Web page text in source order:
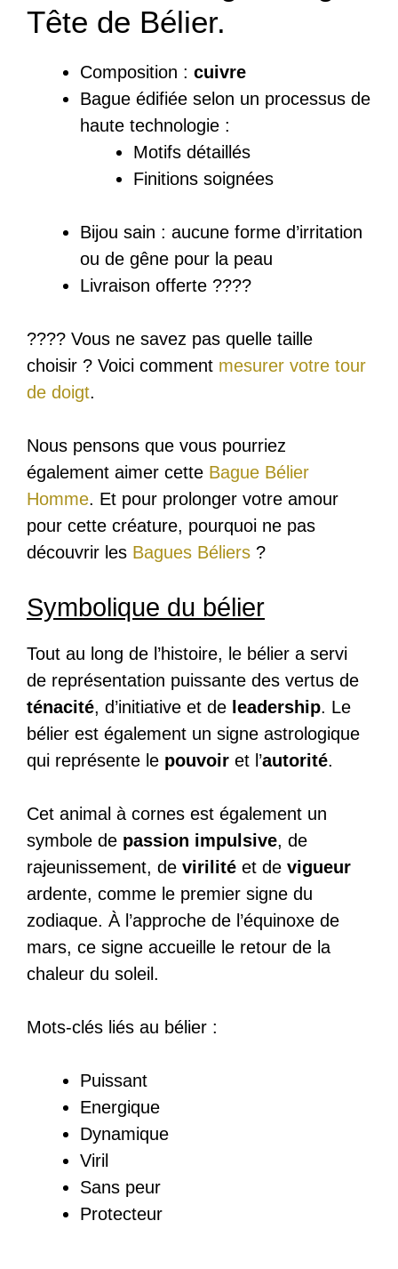
Tête de Bélier.
Composition : cuivre
Bague édifiée selon un processus de
haute technologie :
Motifs détaillés
Finitions soignées
Bijou sain : aucune forme d’irritation
ou de gêne pour la peau
Livraison offerte ????
???? Vous ne savez pas quelle taille
choisir ? Voici comment mesurer votre tour
de doigt.
Nous pensons que vous pourriez
également aimer cette Bague Bélier
Homme. Et pour prolonger votre amour
pour cette créature, pourquoi ne pas
découvrir les Bagues Béliers ?
Symbolique du bélier
Tout au long de l’histoire, le bélier a servi
de représentation puissante des vertus de
ténacité, d’initiative et de leadership. Le
bélier est également un signe astrologique
qui représente le pouvoir et l’autorité.
Cet animal à cornes est également un
symbole de passion impulsive, de
rajeunissement, de virilité et de vigueur
ardente, comme le premier signe du
zodiaque. À l’approche de l’équinoxe de
mars, ce signe accueille le retour de la
chaleur du soleil.
Mots-clés liés au bélier :
Puissant
Energique
Dynamique
Viril
Sans peur
Protecteur